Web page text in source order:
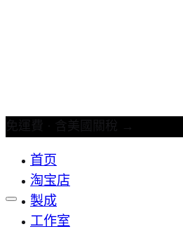
免運費 · 含美國關稅 →
首页
淘宝店
製成
工作室